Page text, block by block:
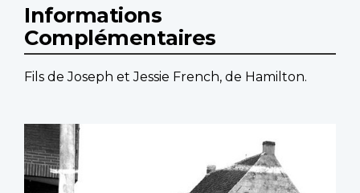
Informations
Complémentaires
Fils de Joseph et Jessie French, de Hamilton.